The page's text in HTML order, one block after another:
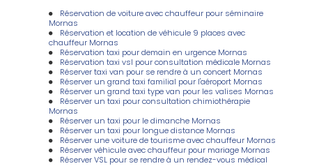
Réservation de voiture avec chauffeur pour séminaire
Mornas
Réservation et location de véhicule 9 places avec
chauffeur Mornas
Réservation taxi pour demain en urgence Mornas
Réservation taxi vsl pour consultation médicale Mornas
Réserver taxi van pour se rendre à un concert Mornas
Réserver un grand taxi familial pour l'aéroport Mornas
Réserver un grand taxi type van pour les valises Mornas
Réserver un taxi pour consultation chimiothérapie
Mornas
Réserver un taxi pour le dimanche Mornas
Réserver un taxi pour longue distance Mornas
Réserver une voiture de tourisme avec chauffeur Mornas
Réserver véhicule avec chauffeur pour mariage Mornas
Réserver VSL pour se rendre à un rendez-vous médical